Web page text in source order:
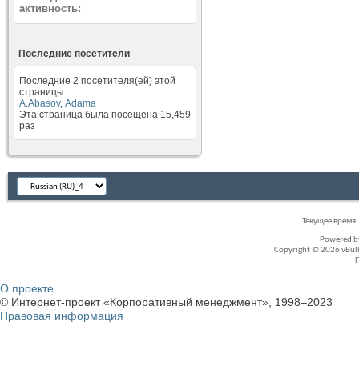
активность
Последние посетители
Последние 2 посетителя(ей) этой
страницы:
A.Abasov, Аdama
Эта страница была посещена 15,459
раз
Текущее время:
Powered
Copyright © 2026
О проекте
© Интернет-проект «Корпоративный менеджмент», 1998–2023
Правовая информация